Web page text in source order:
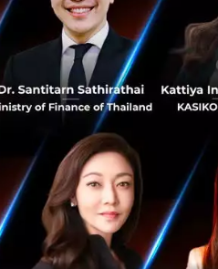
News konvy alibaba deal-
RELATED